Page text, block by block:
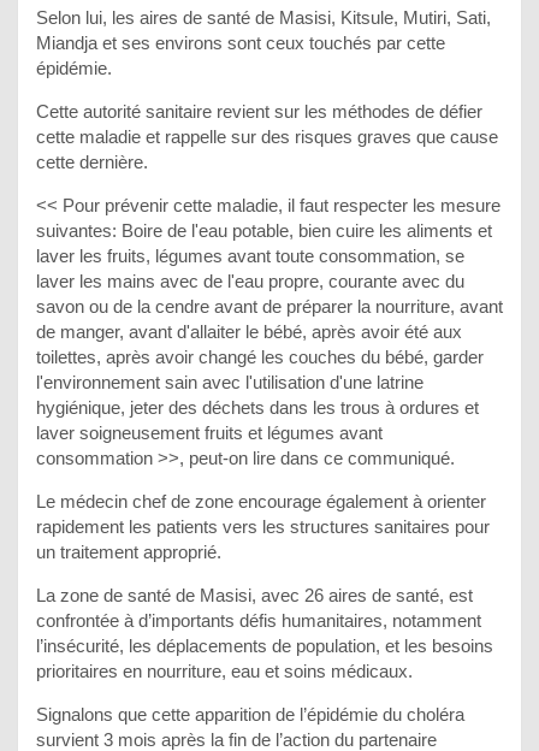
Selon lui, les aires de santé de Masisi, Kitsule, Mutiri, Sati,
Miandja et ses environs sont ceux touchés par cette
épidémie.
Cette autorité sanitaire revient sur les méthodes de défier
cette maladie et rappelle sur des risques graves que cause
cette dernière.
<< Pour prévenir cette maladie, il faut respecter les mesure
suivantes: Boire de l'eau potable, bien cuire les aliments et
laver les fruits, légumes avant toute consommation, se
laver les mains avec de l'eau propre, courante avec du
savon ou de la cendre avant de préparer la nourriture, avant
de manger, avant d'allaiter le bébé, après avoir été aux
toilettes, après avoir changé les couches du bébé, garder
l'environnement sain avec l'utilisation d'une latrine
hygiénique, jeter des déchets dans les trous à ordures et
laver soigneusement fruits et légumes avant
consommation >>, peut-on lire dans ce communiqué.
Le médecin chef de zone encourage également à orienter
rapidement les patients vers les structures sanitaires pour
un traitement approprié.
La zone de santé de Masisi, avec 26 aires de santé, est
confrontée à d’importants défis humanitaires, notamment
l’insécurité, les déplacements de population, et les besoins
prioritaires en nourriture, eau et soins médicaux.
Signalons que cette apparition de l’épidémie du choléra
survient 3 mois après la fin de l’action du partenaire